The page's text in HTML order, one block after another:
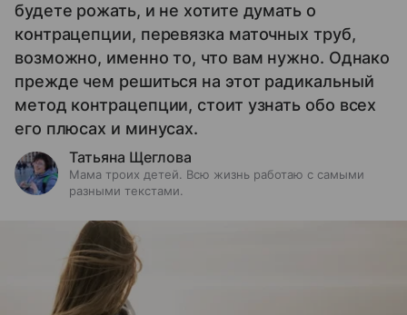
будете рожать, и не хотите думать о
контрацепции, перевязка маточных труб,
возможно, именно то, что вам нужно. Однако
прежде чем решиться на этот радикальный
метод контрацепции, стоит узнать обо всех
его плюсах и минусах.
Татьяна Щеглова
Мама троих детей. Всю жизнь работаю с самыми
разными текстами.